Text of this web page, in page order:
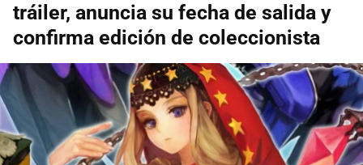
tráiler, anuncia su fecha de salida y
confirma edición de coleccionista